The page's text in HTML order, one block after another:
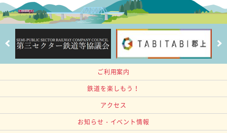
ご利用案内
鉄道を楽しもう！
アクセス
お知らせ・イベント情報